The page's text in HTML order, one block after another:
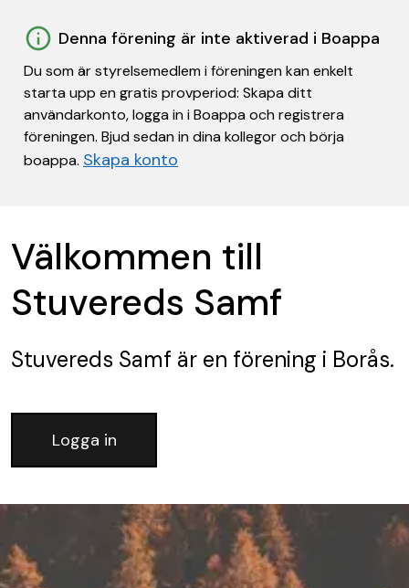
Denna förening är inte aktiverad i Boappa
Du som är styrelsemedlem i föreningen kan enkelt
starta upp en gratis provperiod: Skapa ditt
användarkonto, logga in i Boappa och registrera
föreningen. Bjud sedan in dina kollegor och börja
boappa. Skapa konto
Välkommen till
Stuvereds Samf
Stuvereds Samf är en förening i Borås.
Logga in